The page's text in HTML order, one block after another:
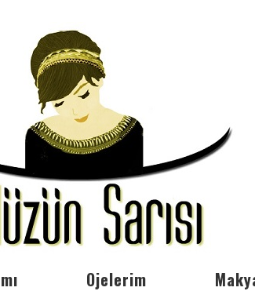
Ojelerim